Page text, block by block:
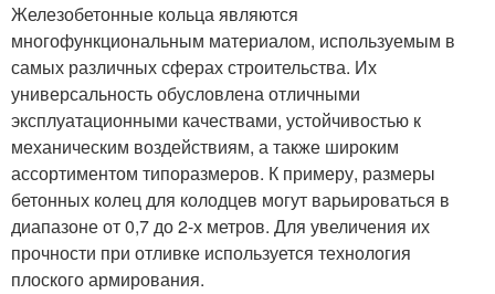
Железобетонные кольца являются
многофункциональным материалом, используемым в
самых различных сферах строительства. Их
универсальность обусловлена отличными
эксплуатационными качествами, устойчивостью к
механическим воздействиям, а также широким
ассортиментом типоразмеров. К примеру, размеры
бетонных колец для колодцев могут варьироваться в
диапазоне от 0,7 до 2-х метров. Для увеличения их
прочности при отливке используется технология
плоского армирования.